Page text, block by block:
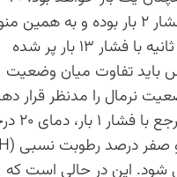
ثانیه بعد فشار ۲ بار بوده و به همین
پس از ۱۳۰ ثانیه با فشار ۱۳ بار پر شده
تفاوت میان وضعیت
نرمال را مدنظر قرار
وضعیت مرجع با
شود. این در حالی است که